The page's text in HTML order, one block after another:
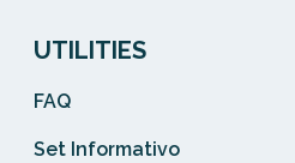
UTILITIES
FAQ
Set Informativo